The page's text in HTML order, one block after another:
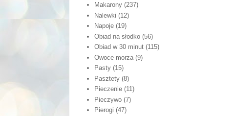
Makarony (237)
Nalewki (12)
Napoje (19)
Obiad na słodko (56)
Obiad w 30 minut (115)
Owoce morza (9)
Pasty (15)
Pasztety (8)
Pieczenie (11)
Pieczywo (7)
Pierogi (47)